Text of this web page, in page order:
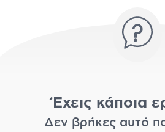
Έχεις κάποια
Δεν βρήκες αυτό